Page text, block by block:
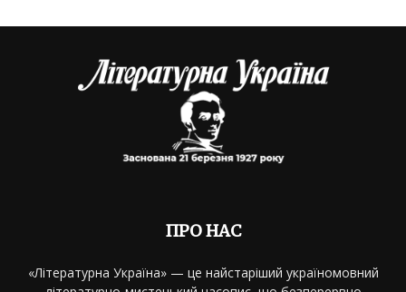
ПРО НАС
«Літературна Україна» — це найстаріший україномовний